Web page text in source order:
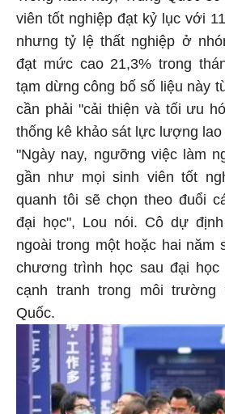
viên tốt nghiệp đạt kỷ lục với
nhưng tỷ lệ thất nghiệp ở
đạt mức cao 21,3% trong
tạm dừng công bố số liệu này
cần phải "cải thiện và tối ưu
thống kê khảo sát lực lượng lao
"Ngày nay, ngưỡng việc làm
gần như mọi sinh viên tốt
quanh tôi sẽ chọn theo đuổi
đại học", Lou nói. Cô dự
ngoài trong một hoặc hai năm
chương trình học sau đại học
cạnh tranh trong môi trường
Quốc.